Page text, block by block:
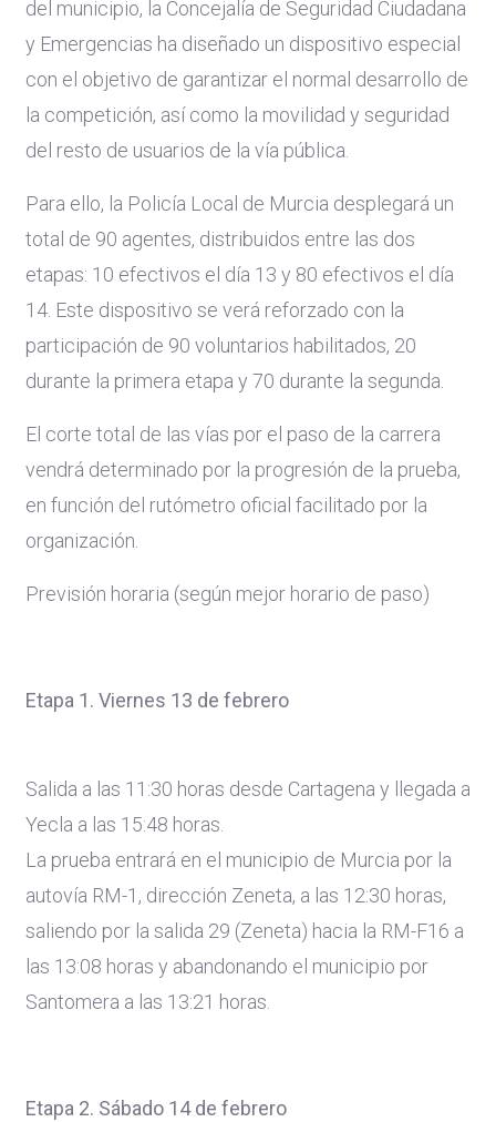
del municipio, la Concejalía de Seguridad Ciudadana
y Emergencias ha diseñado un dispositivo especial
con el objetivo de garantizar el normal desarrollo de
la competición, así como la movilidad y seguridad
del resto de usuarios de la vía pública.
Para ello, la Policía Local de Murcia desplegará un
total de 90 agentes, distribuidos entre las dos
etapas: 10 efectivos el día 13 y 80 efectivos el día
14. Este dispositivo se verá reforzado con la
participación de 90 voluntarios habilitados, 20
durante la primera etapa y 70 durante la segunda.
El corte total de las vías por el paso de la carrera
vendrá determinado por la progresión de la prueba,
en función del rutómetro oficial facilitado por la
organización.
Previsión horaria (según mejor horario de paso)
Etapa 1. Viernes 13 de febrero
Salida a las 11:30 horas desde Cartagena y llegada a
Yecla a las 15:48 horas.
La prueba entrará en el municipio de Murcia por la
autovía RM-1, dirección Zeneta, a las 12:30 horas,
saliendo por la salida 29 (Zeneta) hacia la RM-F16 a
las 13:08 horas y abandonando el municipio por
Santomera a las 13:21 horas.
Etapa 2. Sábado 14 de febrero